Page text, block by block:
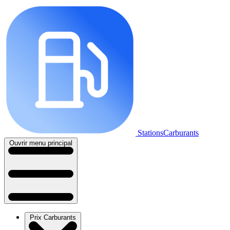
StationsCarburants
Ouvrir menu principal
Prix Carburants